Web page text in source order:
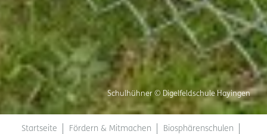
Schulhühner © Digelfeldschule Hayingen
Startseite Fördern & Mitmachen
Biosphärenschulen